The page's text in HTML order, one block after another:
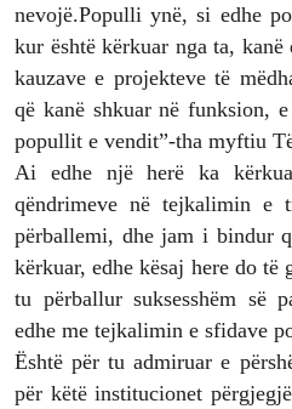
nevojë.Populli ynë, si edhe
kur është kërkuar nga ta,
kauzave e projekteve të
që kanë shkuar në funksion,
popullit e vendit”-tha myftiu
Ai edhe një herë ka
qëndrimeve në tejkalimin
përballemi, dhe jam i bindur
kërkuar, edhe kësaj here do
tu përballur suksesshëm së
edhe me tejkalimin e sfidave
Është për tu admiruar e
për këtë institucionet